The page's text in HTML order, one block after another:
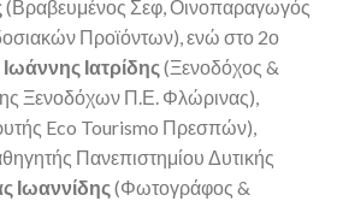
(Βραβευμένος Σεφ, Οινοπαραγωγός
Προϊόντων), ενώ στο 2ο
Ιωάννης Ιατρίδης (Ξενοδόχος &
Ξενοδόχων Π.Ε. Φλώρινας),
Eco Tourismo Πρεσπών),
Πανεπιστημίου Δυτικής
Ιωαννίδης (Φωτογράφος &